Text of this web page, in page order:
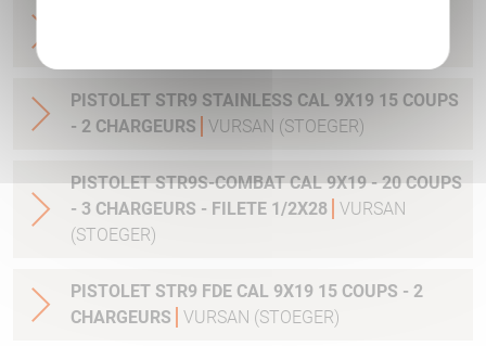
PISTOLET STR9 STAINLESS CAL 9X19 15 COUPS
- 2 CHARGEURS
VURSAN (STOEGER)
PISTOLET STR9S-COMBAT CAL 9X19 - 20 COUPS
- 3 CHARGEURS - FILETE 1/2X28 VURSAN
(STOEGER)
PISTOLET STR9 FDE CAL 9X19 15 COUPS - 2
CHARGEURS
VURSAN (STOEGER)